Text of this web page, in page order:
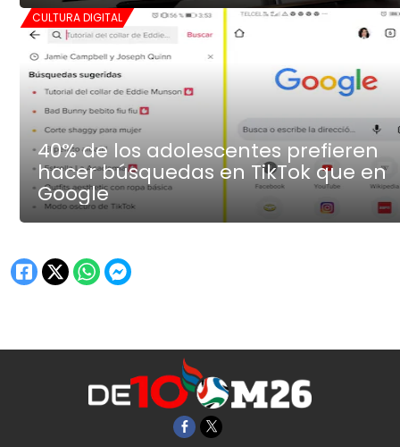
CULTURA DIGITAL
40% de los adolescentes prefieren
hacer búsquedas en TikTok que en
Google